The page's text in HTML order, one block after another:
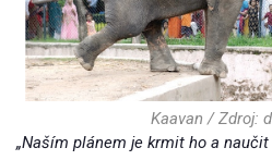
Kaavan / Zdroj:
„Naším plánem je krmit ho a